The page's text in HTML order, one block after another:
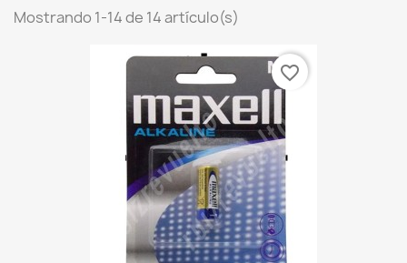
Mostrando 1-14 de 14 artículo(s)
favorite_border